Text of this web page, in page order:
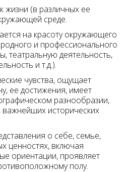
жизни (в различных ее
среде.
на красоту окружающего
и профессионального
театральную деятельность,
и т.д.).
чувства, ощущает
ее достижения, имеет
разнообразии,
исторических
о себе, семье,
ценностях, включая
ориентации, проявляет
полу.